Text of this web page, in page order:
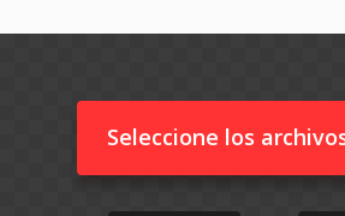
Seleccione los